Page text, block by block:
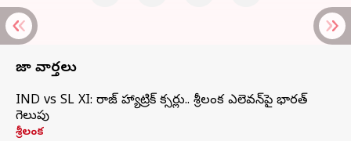
తాజా వార్తలు
IND vs SL XI: సిరాజ్‌ హ్యాట్రిక్‌ సిక్సర్లు.. శ్రీలంక ఎలెవన్‌పై భారత్‌
గెలుపు
శ్రీలంక